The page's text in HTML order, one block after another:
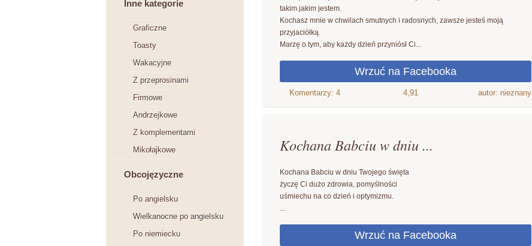
Inne kategorie
Graficzne
Toasty
Wakacyjne
Z przeprosinami
Firmowe
Andrzejkowe
Z komplementami
Mikołajkowe
Obcojęzyczne
Po angielsku
Wielkanocne po angielsku
Po niemiecku
takim jakim jestem.
Kochasz mnie w chwilach smutnych i radosnych, zawsze jesteś moją
przyjaciółką.
Marzę o tym, aby każdy dzień przyniósł Ci...
4,91 autor: nieznany
Kochana Babciu w dniu ...
Kochana Babciu w dniu Twojego święta
życzę Ci dużo zdrowia, pomyślności
uśmiechu na co dzień i optymizmu.
...